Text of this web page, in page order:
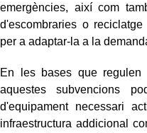
emergències, així com
d'escombraries o
per a adaptar-la a la
En les bases que regulen
aquestes subvencions
d'equipament necessari
infraestructura addicional